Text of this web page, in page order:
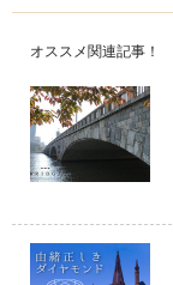
オススメ関連記事！